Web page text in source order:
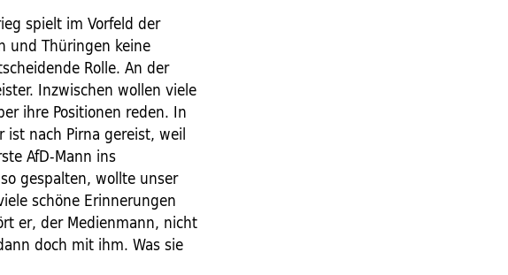
spielt im Vorfeld der
und Thüringen keine
Rolle. An der
Inzwischen wollen viele
ihre Positionen reden. In
ist nach Pirna gereist, weil
AfD-Mann ins
gespalten, wollte unser
schöne Erinnerungen
er, der Medienmann, nicht
doch mit ihm. Was sie